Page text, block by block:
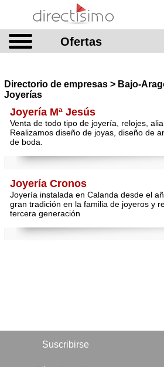
Ofertas
Directorio de empresas > Bajo-
Joyerías
Joyería Mª Jesús
Venta de todo tipo de joyería, relojes,
Realizamos diseño de joyas, diseño de
de boda.
Joyería Cronos
Joyería instalada en Calanda desde el
gran tradición en la familia de joyeros y
tercera generación
Suscribirse